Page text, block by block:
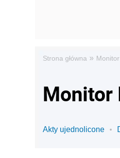
Strona główna »
Monitor
Akty ujednolicone